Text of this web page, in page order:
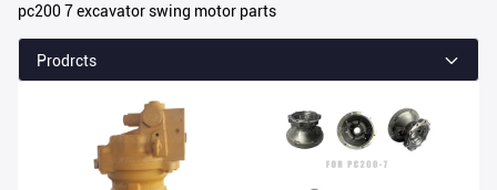
Parts ]
Αντιστοιχία
9 Προϊόντα
pc200 7 excavator swing motor parts
Prodrcts